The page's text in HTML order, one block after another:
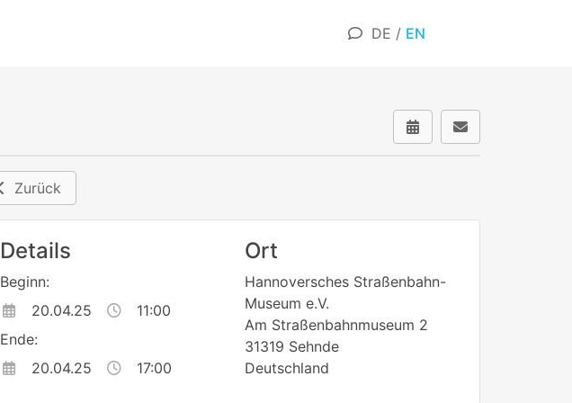
DE / EN
Zurück
Details
Beginn:
20.04.25
11:00
Ende:
20.04.25
17:00
Ort
Hannoversches Straßenbahn-
Museum e.V.
Am Straßenbahnmuseum 2
31319 Sehnde
Deutschland